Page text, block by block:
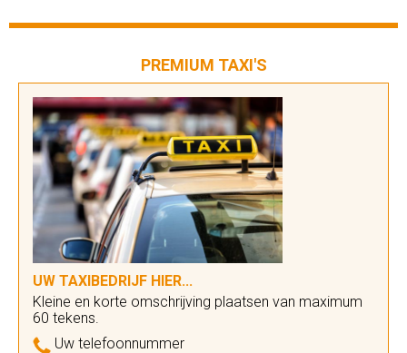
PREMIUM TAXI'S
UW TAXIBEDRIJF HIER...
Kleine en korte omschrijving plaatsen van maximum
60 tekens.
Uw telefoonnummer